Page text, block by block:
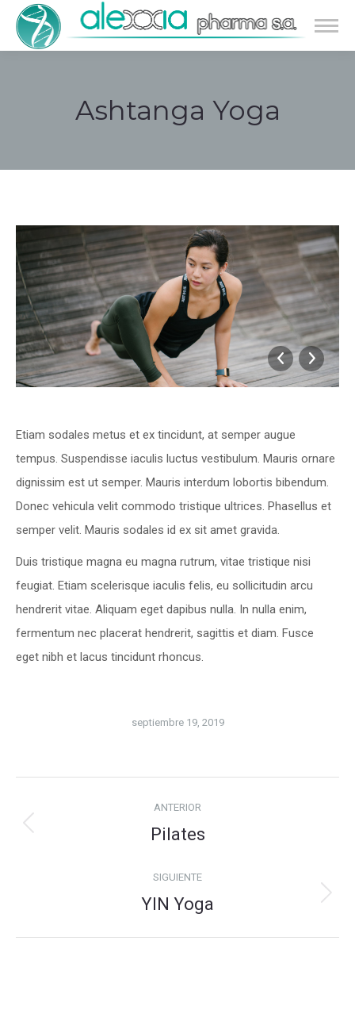
Ashtanga Yoga
Etiam sodales metus et ex tincidunt, at semper augue
tempus. Suspendisse iaculis luctus vestibulum. Mauris ornare
dignissim est ut semper. Mauris interdum lobortis bibendum.
Donec vehicula velit commodo tristique ultrices. Phasellus et
semper velit. Mauris sodales id ex sit amet gravida.
Duis tristique magna eu magna rutrum, vitae tristique nisi
feugiat. Etiam scelerisque iaculis felis, eu sollicitudin arcu
hendrerit vitae. Aliquam eget dapibus nulla. In nulla enim,
fermentum nec placerat hendrerit, sagittis et diam. Fusce
eget nibh et lacus tincidunt rhoncus.
septiembre 19, 2019
entre
ANTERIOR
Álbum
Pilates
SIGUIENTE
Álbum
YIN Yoga